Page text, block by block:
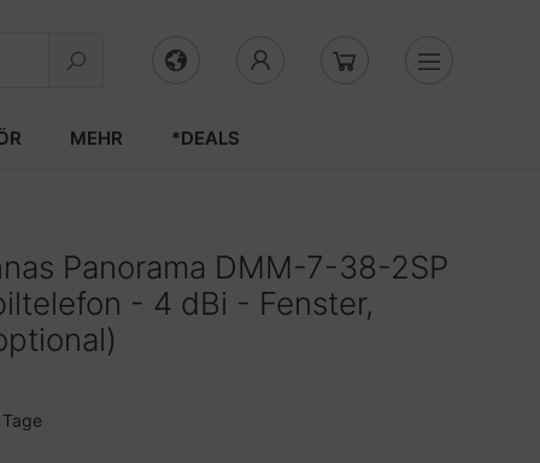
MEHR *DEALS
Panorama DMM-7-38-2SP
- 4 dBi - Fenster,